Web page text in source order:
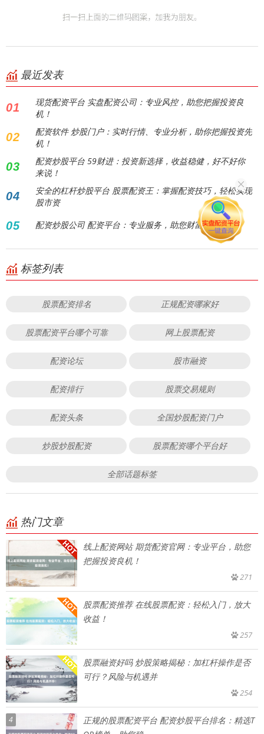
最近发表
01
现货配资平台 实盘配资公司：专业风控，助您把握投资良
机！
02
配资软件 炒股门户：实时行情、专业分析，助你把握投资先
机！
03
配资炒股平台 59财进：投资新选择，收益稳健，好不好你
来说！
04
安全的杠杆炒股平台 股票配资王：掌握配资技巧，轻松实现
股市资
05 配资炒股公司 配资平台：专业服务，助您财富增值
标签列表
股票配资排名 正规配资哪家好
股票配资平台哪个可靠 网上股票配资
配资论坛 股市融资
配资排行 股票交易规则
配资头条 全国炒股配资门户
炒股炒股配资 股票配资哪个平台好
全部话题标签
热门文章
线上配资网站 期货配资官网：专业平台，助您
把握投资良机！
271
股票配资推荐 在线股票配资：轻松入门，放大
收益！
257
股票融资好吗 炒股策略揭秘：加杠杆操作是否
可行？风险与机遇并
254
4
正规的股票配资平台 配资炒股平台排名：精选T